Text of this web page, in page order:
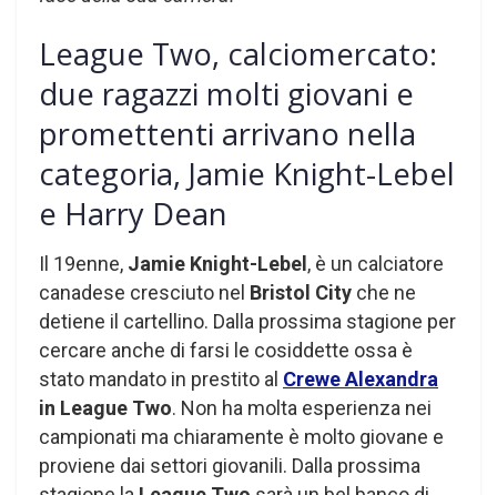
League Two, calciomercato:
due ragazzi molti giovani e
promettenti arrivano nella
categoria, Jamie Knight-Lebel
e Harry Dean
Il 19enne, Jamie Knight-Lebel , è un calciatore
canadese cresciuto nel Bristol City che ne
detiene il cartellino. Dalla prossima stagione per
cercare anche di farsi le cosiddette ossa è
stato mandato in prestito al Crewe Alexandra
in League Two. Non ha molta esperienza nei
campionati ma chiaramente è molto giovane e
proviene dai settori giovanili. Dalla prossima